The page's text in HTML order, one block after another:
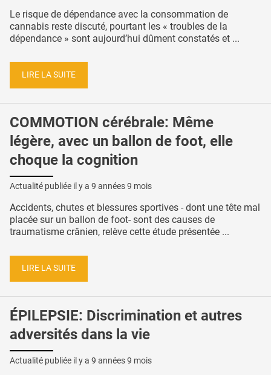
Le risque de dépendance avec la consommation de
cannabis reste discuté, pourtant les « troubles de la
dépendance » sont aujourd’hui dûment constatés et ...
LIRE LA SUITE
COMMOTION cérébrale: Même
légère, avec un ballon de foot, elle
choque la cognition
Actualité publiée il y a 9 années 9 mois
Accidents, chutes et blessures sportives - dont une tête mal
placée sur un ballon de foot- sont des causes de
traumatisme crânien, relève cette étude présentée ...
LIRE LA SUITE
ÉPILEPSIE: Discrimination et autres
adversités dans la vie
Actualité publiée il y a 9 années 9 mois